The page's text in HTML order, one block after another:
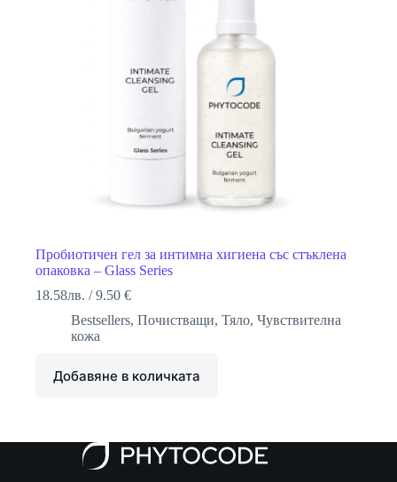
Пробиотичен гел за интимна хигиена със стъклена
опаковка – Glass Series
18.58лв. /9.50 €
Bestsellers, Почистващи, Тяло, Чувствителна
кожа
Добавяне в количката